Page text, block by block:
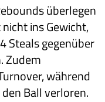
überlegen
ins Gewicht,
Steals gegenüber
Zudem
während
Ball verloren.